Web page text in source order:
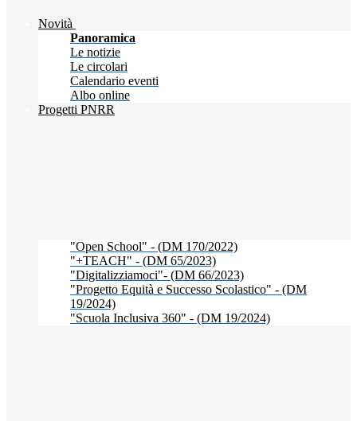
Novità
Panoramica
Le notizie
Le circolari
Calendario eventi
Albo online
Progetti PNRR
"Open School" - (DM 170/2022)
"+TEACH" - (DM 65/2023)
"Digitalizziamoci"- (DM 66/2023)
"Progetto Equità e Successo Scolastico" - (DM
19/2024)
"Scuola Inclusiva 360" - (DM 19/2024)